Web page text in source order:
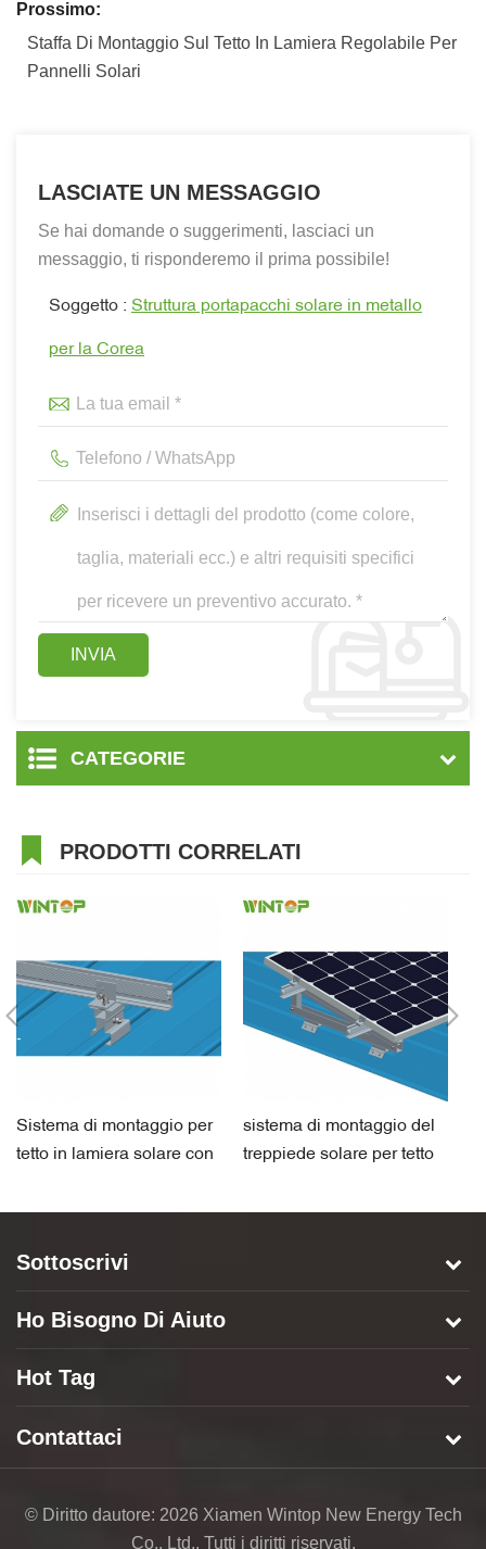
Prossimo:
Staffa Di Montaggio Sul Tetto In Lamiera Regolabile Per
Pannelli Solari
LASCIATE UN MESSAGGIO
Se hai domande o suggerimenti, lasciaci un
messaggio, ti risponderemo il prima possibile!
Soggetto : Struttura portapacchi solare in metallo
per la Corea
CATEGORIE
PRODOTTI CORRELATI
Sistema di montaggio per
tetto in lamiera solare con
sistema di montaggio del
treppiede solare per tetto
Sottoscrivi
Ho Bisogno Di Aiuto
Hot Tag
Contattaci
© Diritto dautore: 2026 Xiamen Wintop New Energy Tech
Co., Ltd.. Tutti i diritti riservati.